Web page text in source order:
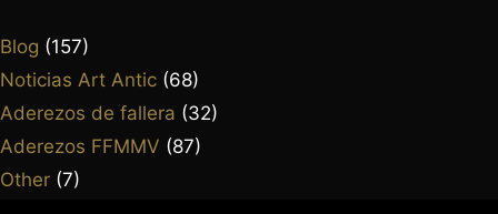
Blog (157)
Noticias Art Antic (68)
Aderezos de fallera (32)
Aderezos FFMMV (87)
Other (7)
963 638 068
art-antic@art-antic.net
Lunes a Viernes 9 a 13.30 – 17 a 20 h.